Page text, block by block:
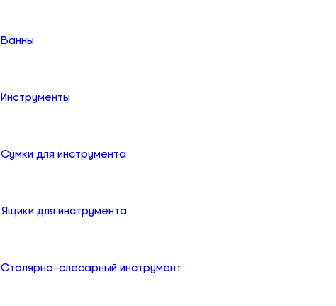
Ванны
Инструменты
Сумки для инструмента
Ящики для инструмента
Столярно-слесарный инструмент